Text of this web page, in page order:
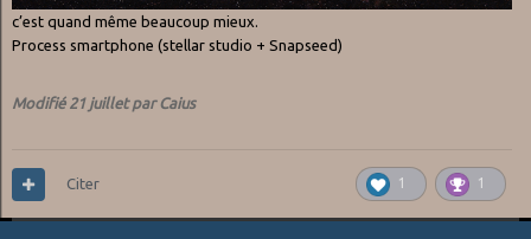
c’est quand même beaucoup mieux.
Process smartphone (stellar studio + Snapseed)
Modifié 21 juilletpar Caius
1 1
Citer